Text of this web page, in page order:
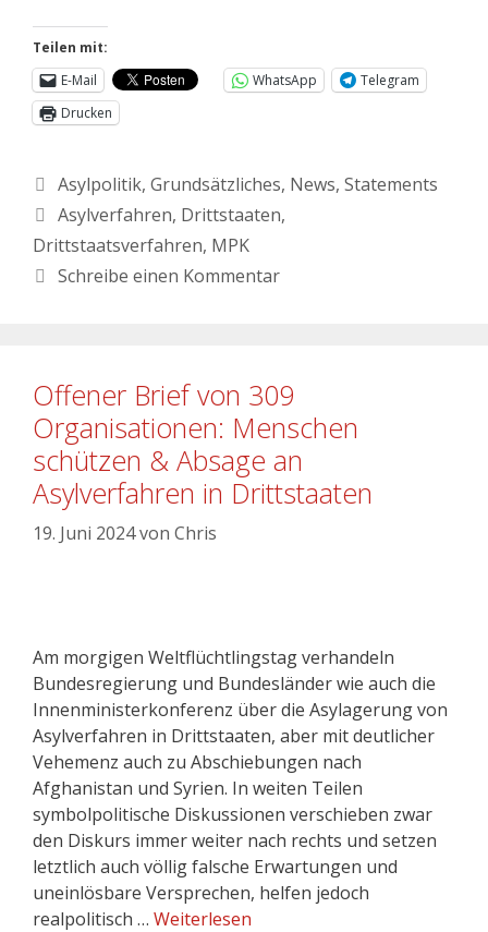
Teilen mit:
E-Mail
WhatsApp
Telegram
Drucken
Asylpolitik, Grundsätzliches, News, Statements
Asylverfahren, Drittstaaten,
Drittstaatsverfahren, MPK
Schreibe einen Kommentar
Offener Brief von 309
Organisationen: Menschen
schützen & Absage an
Asylverfahren in Drittstaaten
19. Juni 2024von Chris
Am morgigen Weltflüchtlingstag verhandeln
Bundesregierung und Bundesländer wie auch die
Innenministerkonferenz über die Asylagerung von
Asylverfahren in Drittstaaten, aber mit deutlicher
Vehemenz auch zu Abschiebungen nach
Afghanistan und Syrien. In weiten Teilen
symbolpolitische Diskussionen verschieben zwar
den Diskurs immer weiter nach rechts und setzen
letztlich auch völlig falsche Erwartungen und
uneinlösbare Versprechen, helfen jedoch
realpolitisch … Weiterlesen